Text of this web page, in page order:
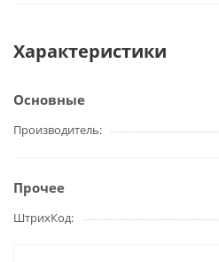
Характеристики
Основные
Производитель
Прочее
ШтрихКод